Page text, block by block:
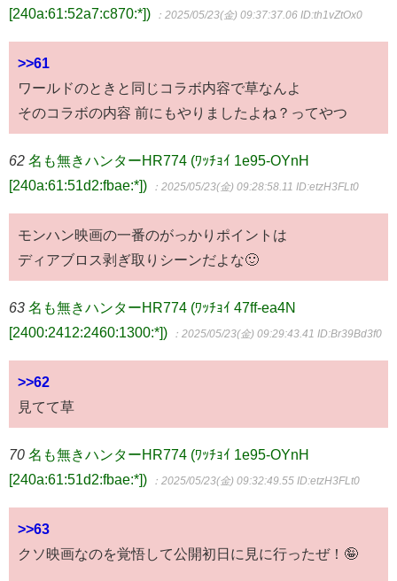
[240a:61:52a7:c870:*])
：2025/05/23(金) 09:37:37.06 ID:th1vZtOx0
>>61
ワールドのときと同じコラボ内容で草なんよ
そのコラボの内容 前にもやりましたよね？ってやつ
62 名も無きハンターHR774 (ﾜｯﾁｮｲ 1e95-OYnH
[240a:61:51d2:fbae:*])
：2025/05/23(金) 09:28:58.11 ID:etzH3FLt0
モンハン映画の一番のがっかりポイントは
ディアブロス剥ぎ取りシーンだよな🙂
63 名も無きハンターHR774 (ﾜｯﾁｮｲ 47ff-ea4N
[2400:2412:2460:1300:*])
：2025/05/23(金) 09:29:43.41 ID:Br39Bd3f0
>>62
見てて草
70 名も無きハンターHR774 (ﾜｯﾁｮｲ 1e95-OYnH
[240a:61:51d2:fbae:*])
：2025/05/23(金) 09:32:49.55 ID:etzH3FLt0
>>63
クソ映画なのを覚悟して公開初日に見に行ったぜ！🤪